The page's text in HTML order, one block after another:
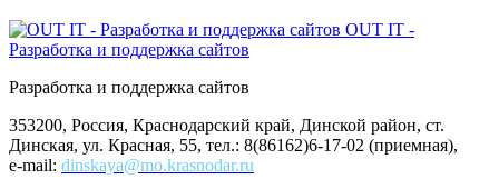
OUT IT -
Разработка и поддержка сайтов
Разработка и поддержка сайтов
353200, Россия, Краснодарский край, Динской район, ст.
Динская, ул. Красная, 55, тел.: 8(86162)6-17-02 (приемная),
e-mail: dinskaya@mo.krasnodar.ru